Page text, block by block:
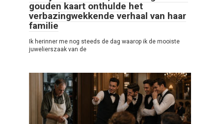
gouden kaart onthulde het
verbazingwekkende verhaal van haar
familie
Ik herinner me nog steeds de dag waarop ik de mooiste
juwelierszaak van de